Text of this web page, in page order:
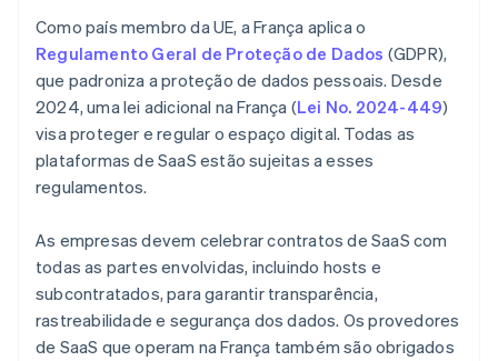
Como país membro da UE, a França aplica o
Regulamento Geral de Proteção de Dados (GDPR),
que padroniza a proteção de dados pessoais. Desde
2024, uma lei adicional na França (Lei No. 2024-449)
visa proteger e regular o espaço digital. Todas as
plataformas de SaaS estão sujeitas a esses
regulamentos.
As empresas devem celebrar contratos de SaaS com
todas as partes envolvidas, incluindo hosts e
subcontratados, para garantir transparência,
rastreabilidade e segurança dos dados. Os provedores
de SaaS que operam na França também são obrigados